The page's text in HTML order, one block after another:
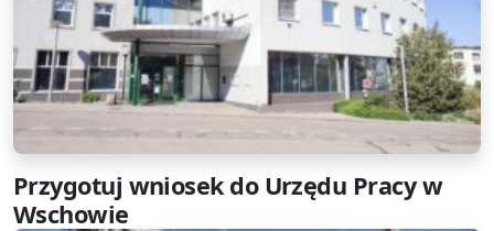
Przygotuj wniosek do Urzędu Pracy w
Wschowie